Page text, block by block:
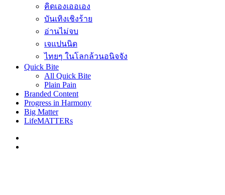
คิดเองเออเอง
บันเทิงเชิงร้าย
อ่านไม่จบ
เจแปนนิด
ไทยๆ ในโลกล้วนอนิจจัง
Quick Bite
All Quick Bite
Plain Pain
Branded Content
Progress in Harmony
Big Matter
LifeMATTERs